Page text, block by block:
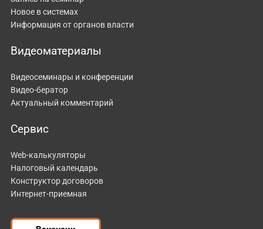
Новое в системах
Информация от органов власти
Видеоматериалы
Видеосеминары и конференции
Видео-бератор
Актуальный комментарий
Сервис
Web-калькуляторы
Налоговый календарь
Конструктор договоров
Интернет-приемная